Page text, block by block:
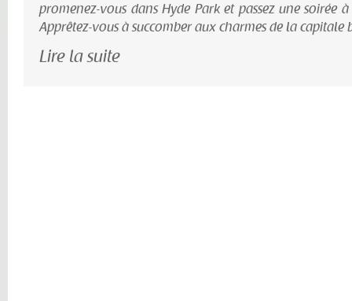
promenez-vous dans Hyde Park et passez une soirée
Apprêtez-vous à succomber aux charmes de la capitale
Lire la suite